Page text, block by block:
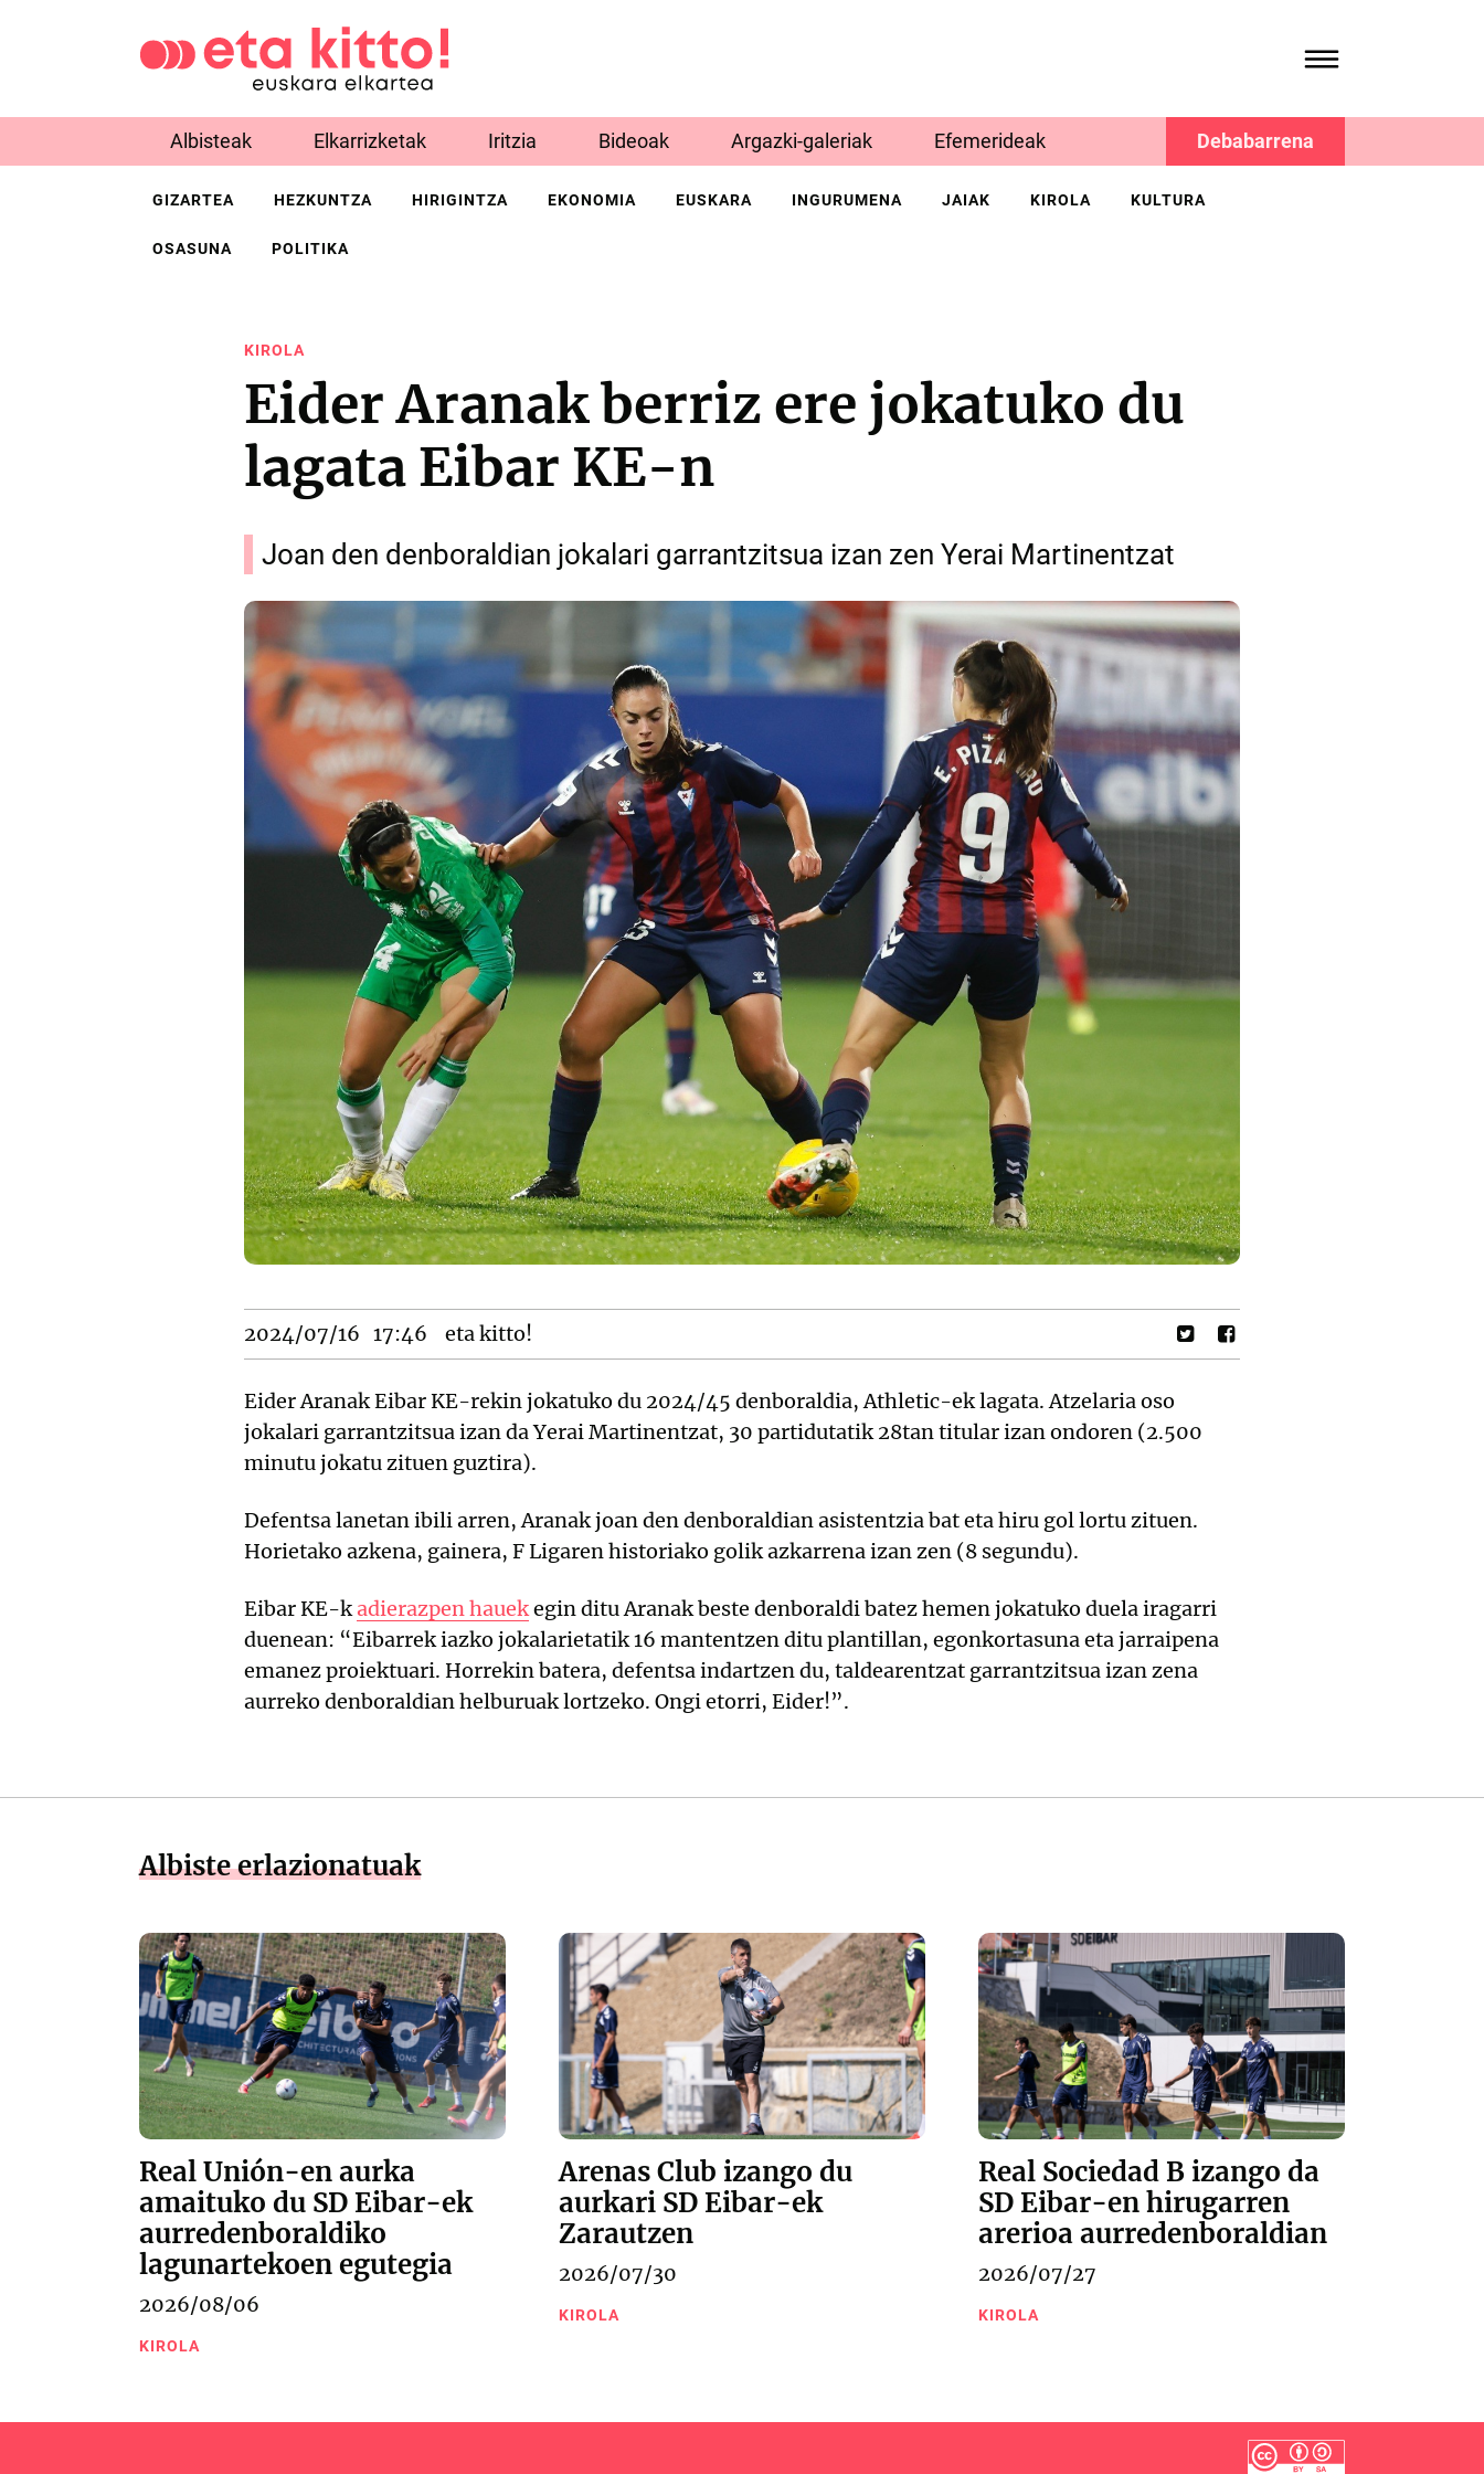
Albisteak Elkarrizketak Iritzia Bideoak Argazki-galeriak Efemerideak Debabarrena
GIZARTEA HEZKUNTZA HIRIGINTZA EKONOMIA EUSKARA INGURUMENA JAIAK KIROLA KULTURA
OSASUNA POLITIKA
KIROLA
Eider Aranak berriz ere jokatuko du
lagata Eibar KE-n
Joan den denboraldian jokalari garrantzitsua izan zen Yerai Martinentzat
2024/07/16 17:46 eta kitto!
Eider Aranak Eibar KE-rekin jokatuko du 2024/45 denboraldia, Athletic-ek lagata. Atzelaria oso
jokalari garrantzitsua izan da Yerai Martinentzat, 30 partidutatik 28tan titular izan ondoren (2.500
minutu jokatu zituen guztira).
Defentsa lanetan ibili arren, Aranak joan den denboraldian asistentzia bat eta hiru gol lortu zituen.
Horietako azkena, gainera, F Ligaren historiako golik azkarrena izan zen (8 segundu).
Eibar KE-kadierazpen hauekegin ditu Aranak beste denboraldi batez hemen jokatuko duela iragarri
duenean: “Eibarrek iazko jokalarietatik 16 mantentzen ditu plantillan, egonkortasuna eta jarraipena
emanez proiektuari. Horrekin batera, defentsa indartzen du, taldearentzat garrantzitsua izan zena
aurreko denboraldian helburuak lortzeko. Ongi etorri, Eider!”.
Albiste erlazionatuak
Real Unión-en aurka
amaituko du SD Eibar-ek
aurredenboraldiko
lagunartekoen egutegia
2026/08/06
KIROLA
Arenas Club izango du
aurkari SD Eibar-ek
Zarautzen
2026/07/30
KIROLA
Real Sociedad B izango da
SD Eibar-en hirugarren
arerioa aurredenboraldian
2026/07/27
KIROLA